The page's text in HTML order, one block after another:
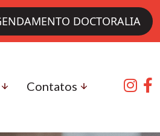
DOCTORALIA
Contatos